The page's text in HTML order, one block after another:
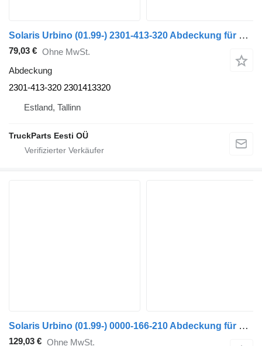
Solaris Urbino (01.99-) 2301-413-320 Abdeckung für Solaris Urbino (01.99-) Bus
79,03 € Ohne MwSt.
Abdeckung
2301-413-320 2301413320
Estland, Tallinn
TruckParts Eesti OÜ
Solaris Urbino (01.99-) 0000-166-210 Abdeckung für Solaris Urbino (01.99-) Bus
129,03 € Ohne MwSt.